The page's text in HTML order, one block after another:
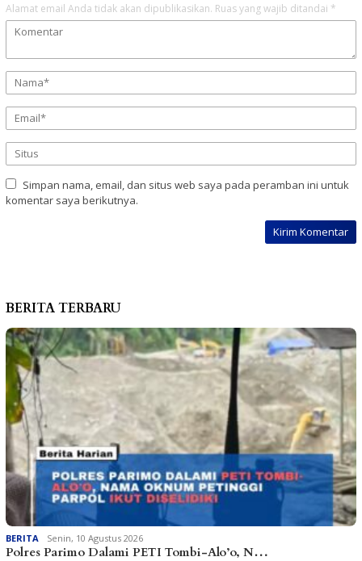
Alamat email Anda tidak akan dipublikasikan. Ruas yang wajib ditandai *
Simpan nama, email, dan situs web saya pada peramban ini untuk
komentar saya berikutnya.
BERITA TERBARU
BERITA Senin, 10 Agustus 2026
Polres Parimo Dalami PETI Tombi-Alo’o, N…